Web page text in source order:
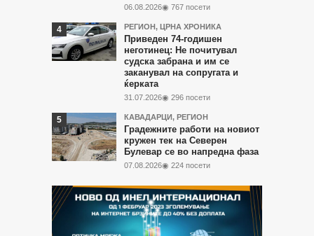
06.08.2026◉ 767 посети
РЕГИОН, ЦРНА ХРОНИКА
Приведен 74-годишен
неготинец: Не почитувал
судска забрана и им се
заканувал на сопругата и
ќерката
31.07.2026◉ 296 посети
КАВАДАРЦИ, РЕГИОН
Градежните работи на новиот
кружен тек на Северен
Булевар се во напредна фаза
07.08.2026◉ 224 посети